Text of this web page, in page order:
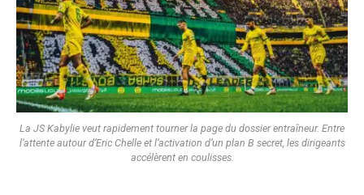
La JS Kabylie veut rapidement tourner la page du dossier entraîneur. Entre
l’attente autour d’Eric Chelle et l’activation d’un plan B secret, les dirigeants
accélèrent en coulisses.